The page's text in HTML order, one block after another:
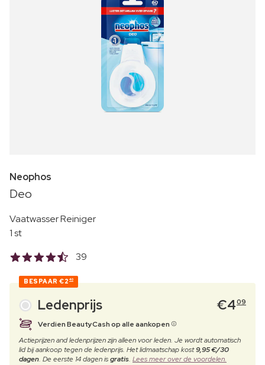
Neophos
Deo
Vaatwasser Reiniger
1 st
39
BESPAAR €2 40
Ledenprijs €409
Verdien BeautyCash op alle aankopen
Actieprijzen and ledenprijzen zijn alleen voor leden. Je wordt automatisch
lid bij aankoop tegen de ledenprijs. Het lidmaatschap kost9,95 €/30
dagen. De eerste 14 dagen isgratis. Lees meer over de voordelen.